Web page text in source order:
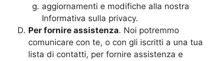
aggiornamenti e modifiche alla nostra
Informativa sulla privacy.
Per fornire assistenza. Noi potremmo
comunicare con te, o con gli iscritti a una tua
lista di contatti, per fornire assistenza e